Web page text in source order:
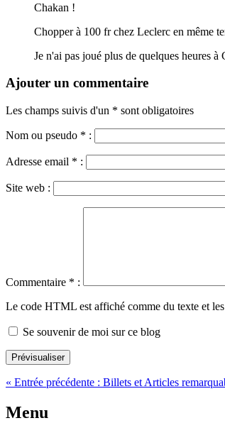
Chakan !
Chopper à 100 fr chez Leclerc en même
Je n'ai pas joué plus de quelques heures
Ajouter un commentaire
Les champs suivis d'un * sont obligatoires
Nom ou pseudo * :
Adresse email * :
Site web :
Commentaire * :
Le code HTML est affiché comme du texte et
Se souvenir de moi sur ce blog
Prévisualiser
« Entrée précédente : Billets et Articles
Menu